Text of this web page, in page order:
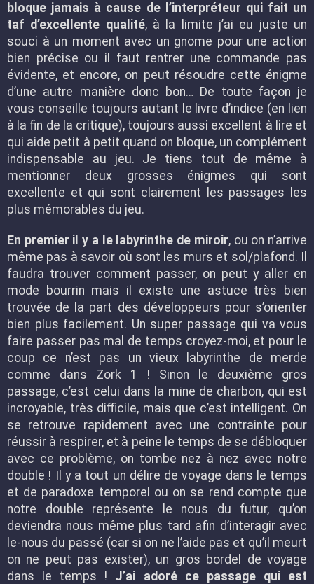
bloque jamais à cause de l’interpréteur qui fait un
taf d’excellente qualité, à la limite j’ai eu juste un
souci à un moment avec un gnome pour une action
bien précise ou il faut rentrer une commande pas
évidente, et encore, on peut résoudre cette énigme
d’une autre manière donc bon… De toute façon je
vous conseille toujours autant le livre d’indice (en lien
à la fin de la critique), toujours aussi excellent à lire et
qui aide petit à petit quand on bloque, un complément
indispensable au jeu. Je tiens tout de même à
mentionner deux grosses énigmes qui sont
excellente et qui sont clairement les passages les
plus mémorables du jeu.
En premier il y a le labyrinthe de miroir, ou on n’arrive
même pas à savoir où sont les murs et sol/plafond. Il
faudra trouver comment passer, on peut y aller en
mode bourrin mais il existe une astuce très bien
trouvée de la part des développeurs pour s’orienter
bien plus facilement. Un super passage qui va vous
faire passer pas mal de temps croyez-moi, et pour le
coup ce n’est pas un vieux labyrinthe de merde
comme dans Zork 1 ! Sinon le deuxième gros
passage, c’est celui dans la mine de charbon, qui est
incroyable, très difficile, mais que c’est intelligent. On
se retrouve rapidement avec une contrainte pour
réussir à respirer, et à peine le temps de se débloquer
avec ce problème, on tombe nez à nez avec notre
double ! Il y a tout un délire de voyage dans le temps
et de paradoxe temporel ou on se rend compte que
notre double représente le nous du futur, qu’on
deviendra nous même plus tard afin d’interagir avec
le-nous du passé (car si on ne l’aide pas et qu’il meurt
on ne peut pas exister), un gros bordel de voyage
dans le temps ! J’ai adoré ce passage qui est